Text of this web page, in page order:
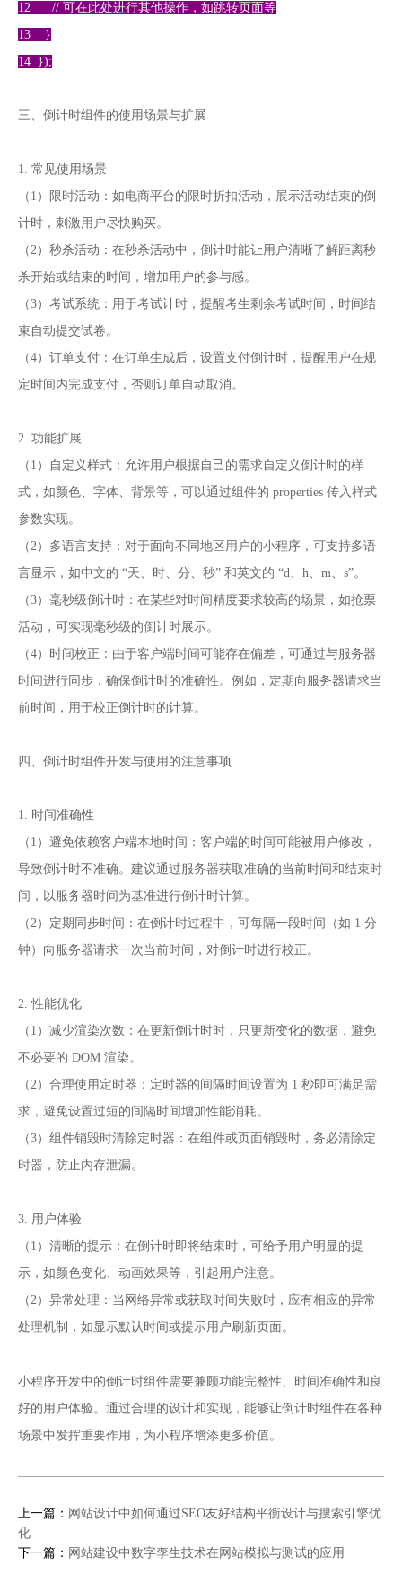
12 // 可在此处进行其他操作，如跳转页面等
13 }
14 });
三、倒计时组件的使用场景与扩展
1. 常见使用场景
（1）限时活动：如电商平台的限时折扣活动，展示活动结束的倒
计时，刺激用户尽快购买。
（2）秒杀活动：在秒杀活动中，倒计时能让用户清晰了解距离秒
杀开始或结束的时间，增加用户的参与感。
（3）考试系统：用于考试计时，提醒考生剩余考试时间，时间结
束自动提交试卷。
（4）订单支付：在订单生成后，设置支付倒计时，提醒用户在规
定时间内完成支付，否则订单自动取消。
2. 功能扩展
（1）自定义样式：允许用户根据自己的需求自定义倒计时的样
式，如颜色、字体、背景等，可以通过组件的 properties 传入样式
参数实现。
（2）多语言支持：对于面向不同地区用户的小程序，可支持多语
言显示，如中文的 “天、时、分、秒” 和英文的 “d、h、m、s”。
（3）毫秒级倒计时：在某些对时间精度要求较高的场景，如抢票
活动，可实现毫秒级的倒计时展示。
（4）时间校正：由于客户端时间可能存在偏差，可通过与服务器
时间进行同步，确保倒计时的准确性。例如，定期向服务器请求当
前时间，用于校正倒计时的计算。
四、倒计时组件开发与使用的注意事项
1. 时间准确性
（1）避免依赖客户端本地时间：客户端的时间可能被用户修改，
导致倒计时不准确。建议通过服务器获取准确的当前时间和结束时
间，以服务器时间为基准进行倒计时计算。
（2）定期同步时间：在倒计时过程中，可每隔一段时间（如 1 分
钟）向服务器请求一次当前时间，对倒计时进行校正。
2. 性能优化
（1）减少渲染次数：在更新倒计时时，只更新变化的数据，避免
不必要的 DOM 渲染。
（2）合理使用定时器：定时器的间隔时间设置为 1 秒即可满足需
求，避免设置过短的间隔时间增加性能消耗。
（3）组件销毁时清除定时器：在组件或页面销毁时，务必清除定
时器，防止内存泄漏。
3. 用户体验
（1）清晰的提示：在倒计时即将结束时，可给予用户明显的提
示，如颜色变化、动画效果等，引起用户注意。
（2）异常处理：当网络异常或获取时间失败时，应有相应的异常
处理机制，如显示默认时间或提示用户刷新页面。
小程序开发中的倒计时组件需要兼顾功能完整性、时间准确性和良
好的用户体验。通过合理的设计和实现，能够让倒计时组件在各种
场景中发挥重要作用，为小程序增添更多价值。
上一篇： 网站设计中如何通过SEO友好结构平衡设计与搜索引擎优
化
下一篇： 网站建设中数字孪生技术在网站模拟与测试的应用